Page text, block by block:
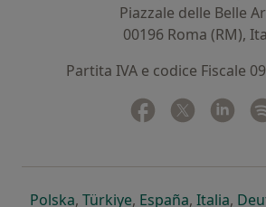
Piazzale delle Belle
00196 Roma (RM),
Partita IVA e codice Fiscale
Facebook
si apre in una
Twitter
si apresi
Polskasi apre in una nuova scheda
, Türkiyesi apre in una
, Españasi apre in
, Italiasi
,